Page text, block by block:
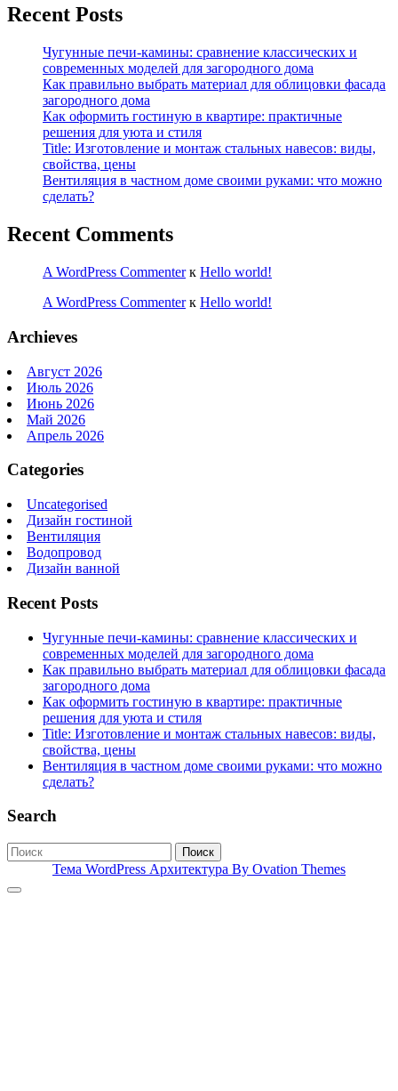
Recent Posts
Чугунные печи-камины: сравнение классических и
современных моделей для загородного дома
Как правильно выбрать материал для облицовки фасада
загородного дома
Как оформить гостиную в квартире: практичные
решения для уюта и стиля
Title: Изготовление и монтаж стальных навесов: виды,
свойства, цены
Вентиляция в частном доме своими руками: что можно
сделать?
Recent Comments
A WordPress Commenterк Hello world!
A WordPress Commenterк Hello world!
Archieves
Август 2026
Июль 2026
Июнь 2026
Май 2026
Апрель 2026
Categories
Uncategorised
Дизайн гостиной
Вентиляция
Водопровод
Дизайн ванной
Recent Posts
Чугунные печи-камины: сравнение классических и
современных моделей для загородного дома
Как правильно выбрать материал для облицовки фасада
загородного дома
Как оформить гостиную в квартире: практичные
решения для уюта и стиля
Title: Изготовление и монтаж стальных навесов: виды,
свойства, цены
Вентиляция в частном доме своими руками: что можно
сделать?
Search
Поиск
Тема WordPress Архитектура By Ovation Themes